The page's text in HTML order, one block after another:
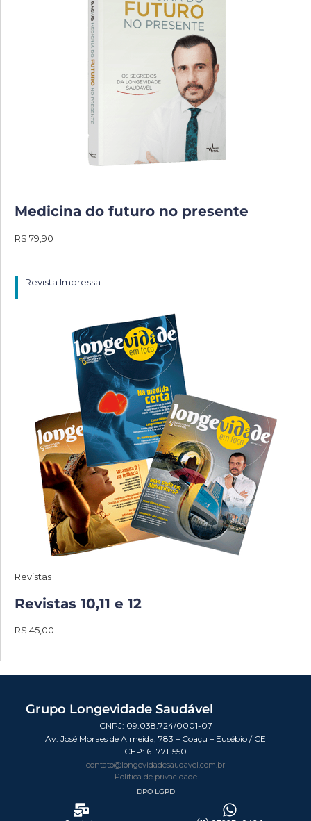
Medicina do futuro no presente
R$ 79,90
Revista Impressa
Revistas
Revistas 10,11 e 12
R$ 45,00
Grupo Longevidade Saudável
CNPJ: 09.038.724/0001-07
Av. José Moraes de Almeida, 783 – Coaçu – Eusébio / CE
CEP: 61.771-550
contato@longevidadesaudavel.com.br
Política de privacidade
DPO LGPD